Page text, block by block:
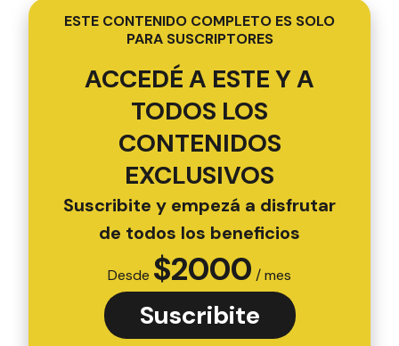
ESTE CONTENIDO COMPLETO ES SOLO
PARA SUSCRIPTORES
ACCEDÉ A ESTE Y A
TODOS LOS
CONTENIDOS
EXCLUSIVOS
Suscribite y empezá a disfrutar
de todos los beneficios
Desde $2000 / mes
Suscribite